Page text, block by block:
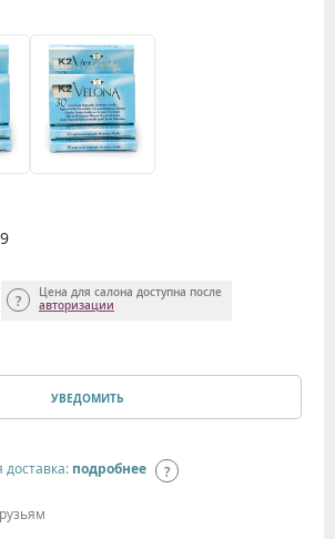
Цена для салона доступна после
авторизации
УВЕДОМИТЬ
доставка: подробнее